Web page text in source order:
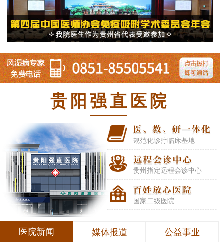
贵阳强直医院
规范化诊疗临床基地
贵州指定远程会诊中心
国家二级医院
医院新闻 媒体报道 公益事业